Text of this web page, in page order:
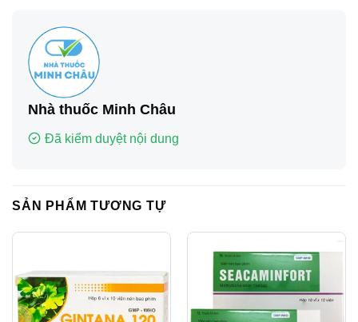
Nhà thuốc Minh Châu
Đã kiểm duyệt nội dung
SẢN PHẨM TƯƠNG TỰ